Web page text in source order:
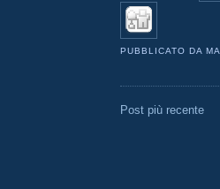
PUBBLICATO DA
Post più recente